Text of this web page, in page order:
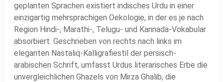
geplanten Sprachen existiert indisches Urdu in einer
einzigartig mehrsprachigen Oekologie, in der es je nach
Region Hindi-, Marathi-, Telugu- und Kannada-Vokabular
absorbiert. Geschrieben von rechts nach links im
eleganten Nastaliq-Kalligrafiestil der persisch-
arabischen Schrift, umfasst Urdus literarisches Erbe die
unvergleichlichen Ghazels von Mirza Ghalib, die